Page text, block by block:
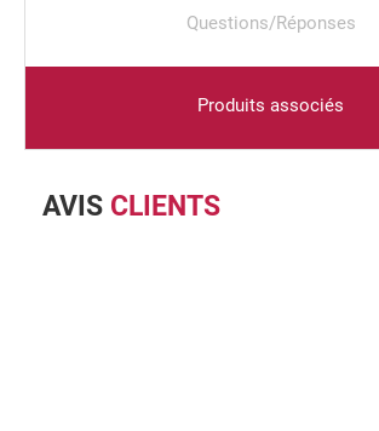
Questions/Réponses
Produits associés
AVIS CLIENTS